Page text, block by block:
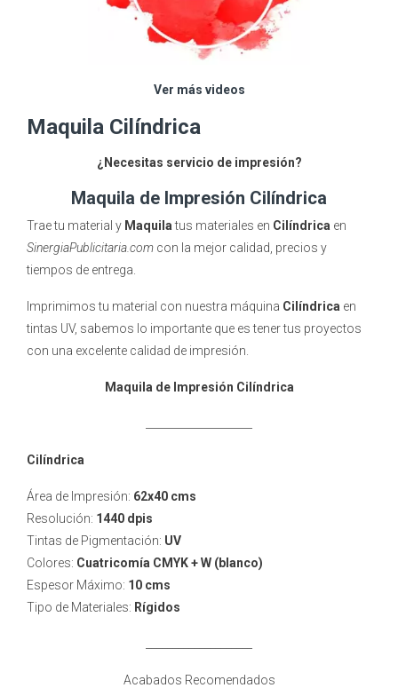
Ver más videos
Maquila Cilíndrica
¿Necesitas servicio de impresión?
Maquila de Impresión Cilíndrica
Trae tu material y Maquilatus materiales en Cilíndrica en
SinergiaPublicitaria.com con la mejor calidad, precios y
tiempos de entrega.
Imprimimos tu material con nuestra máquina Cilíndrica en
tintas UV, sabemos lo importante que es tener tus proyectos
con una excelente calidad de impresión.
Maquila de Impresión Cilíndrica
Cilíndrica
Área de Impresión: 62x40 cms
Resolución: 1440 dpis
Tintas de Pigmentación: UV
Colores: Cuatricomía CMYK + W (blanco)
Espesor Máximo: 10 cms
Tipo de Materiales: Rígidos
Acabados Recomendados